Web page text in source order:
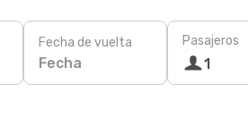
Fecha de vuelta
Fecha
Pasajeros
1